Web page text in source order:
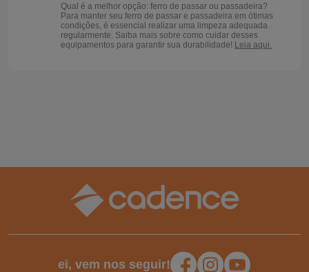
Qual é a melhor opção: ferro de passar ou passadeira?
Para manter seu ferro de passar e passadeira em ótimas
condições, é essencial realizar uma limpeza adequada
regularmente. Saiba mais sobre como cuidar desses
equipamentos para garantir sua durabilidade! Leia aqui.
ei, vem nos seguir!